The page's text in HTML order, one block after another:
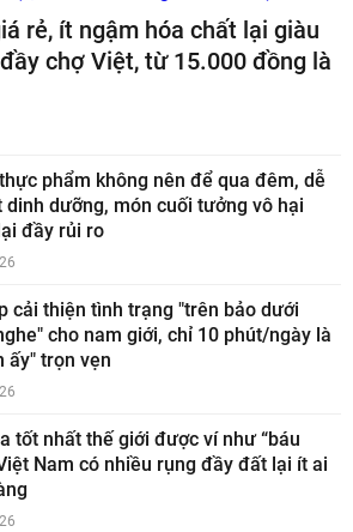
rẻ, ít ngậm hóa chất lại giàu
chợ Việt, từ 15.000 đồng là
phẩm không nên để qua đêm, dễ
dinh dưỡng, món cuối tưởng vô hại
đầy rủi ro
cải thiện tình trạng "trên bảo dưới
cho nam giới, chỉ 10 phút/ngày là
ấy" trọn vẹn
tốt nhất thế giới được ví như “báu
Nam có nhiều rụng đầy đất lại ít ai